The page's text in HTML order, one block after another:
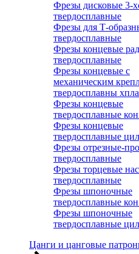
Фрезы дисковые 3-
твердосплавные
Фрезы для Т-
твердосплавные
Фрезы концевые
твердосплавные
Фрезы концевые с
механическим
твердосплавны
Фрезы концевые
твердосплавные
Фрезы концевые
твердосплавные
Фрезы отрезные-
твердосплавные
Фрезы торцевые
твердосплавные
Фрезы шпоночные
твердосплавные
Фрезы шпоночные
твердосплавные
Цанги и цанговые